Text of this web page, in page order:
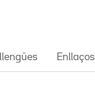
Enllaços